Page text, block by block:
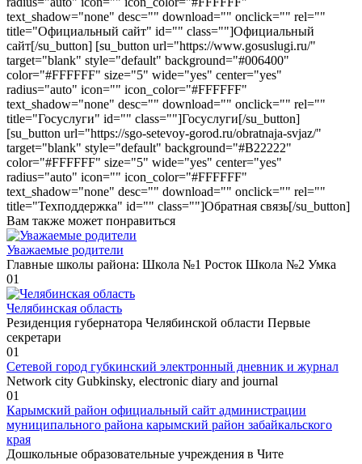
text_shadow="none" desc="" download="" onclick="" rel=""
title="Официальный сайт" id="" class=""]Официальный
сайт[/su_button] [su_button url="https://www.gosuslugi.ru/"
target="blank" style="default" background="#006400"
color="#FFFFFF" size="5" wide="yes" center="yes"
radius="auto" icon="" icon_color="#FFFFFF"
text_shadow="none" desc="" download="" onclick="" rel=""
title="Госуслуги" id="" class=""]Госуслуги[/su_button]
[su_button url="https://sgo-setevoy-gorod.ru/obratnaja-svjaz/"
target="blank" style="default" background="#B22222"
color="#FFFFFF" size="5" wide="yes" center="yes"
radius="auto" icon="" icon_color="#FFFFFF"
text_shadow="none" desc="" download="" onclick="" rel=""
title="Техподдержка" id="" class=""]Обратная связь[/su_button]
Вам также может понравиться
Уважаемые родители
Главные школы района: Школа №1 Росток Школа №2 Умка
01
Челябинская область
Резиденция губернатора Челябинской области Первые
секретари
01
Сетевой город губкинский электронный дневник и журнал
Network city Gubkinsky, electronic diary and journal
01
Карымский район официальный сайт администрации
муниципального района карымский район забайкальского
края
Дошкольные образовательные учреждения в Чите